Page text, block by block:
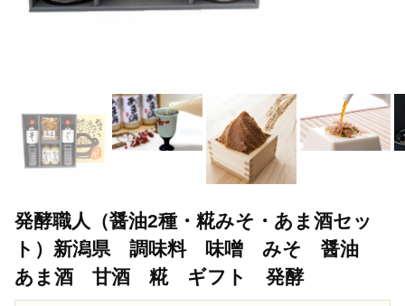
発酵職人（醤油2種・糀みそ・あま酒セッ
ト）新潟県 調味料 味噌 みそ 醤油
あま酒 甘酒 糀 ギフト 発酵